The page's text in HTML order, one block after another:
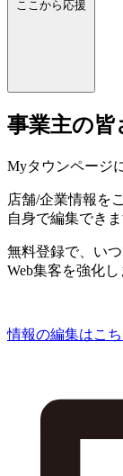
ここから応援
事業主の皆
Myタウンページ
店舗/企業情報を
自身で編集でき
無料登録で、い
Web集客を強化し
情報の編集はこ